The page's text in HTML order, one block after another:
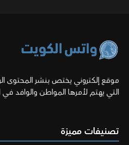
موقع إلكتروني يختص بنشر المحتوى
التي يهتم لأمرها المواطن والوافد
تصنيفات مميزة